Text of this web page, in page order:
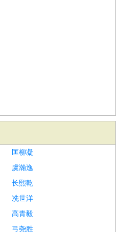
匡柳凝
虞瀚逸
长熙乾
冼世洋
高青毅
弓尧胜